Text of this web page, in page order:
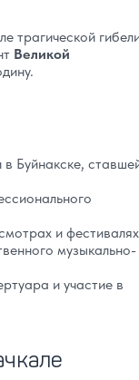
трагической
Великой
в Буйнакске,
и
музыкально-
и участие в